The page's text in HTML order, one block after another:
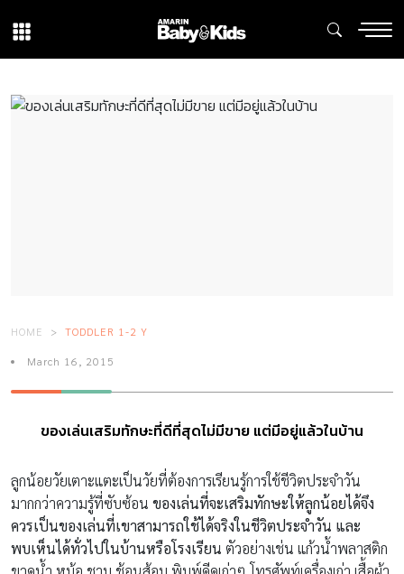
HOME TODDLER 1-2 Y
March 16, 2015
ของเล่นเสริมทักษะที่ดีที่สุดไม่มีขาย แต่มีอยู่แล้วในบ้าน
ลูกน้อยวัยเตาะแตะเป็นวัยที่ต้องการเรียนรู้การใช้ชีวิตประจำวัน
มากกว่าความรู้ที่ซับซ้อน ของเล่นที่จะเสริมทักษะให้ลูกน้อยได้จึง
ควรเป็นของเล่นที่เขาสามารถใช้ได้จริงในชีวิตประจำวัน และ
พบเห็นได้ทั่วไปในบ้านหรือโรงเรียน ตัวอย่างเช่น แก้วน้ำพลาสติก